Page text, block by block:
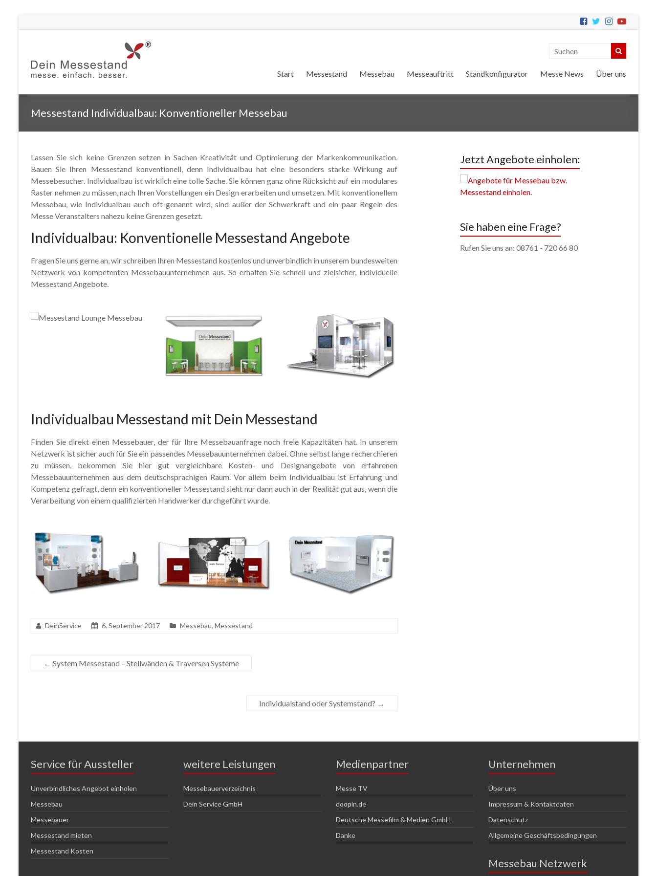
Start Messestand Messebau Messeauftritt Standkonfigurator Messe News Über uns
Messestand Individualbau: Konventioneller Messebau
Lassen Sie sich keine Grenzen setzen in Sachen Kreativität und Optimierung der Markenkommunikation.
Bauen Sie Ihren Messestand konventionell, denn Individualbau hat eine besonders starke Wirkung auf
Messebesucher. Individualbau ist wirklich eine tolle Sache. Sie können ganz ohne Rücksicht auf ein modulares
Raster nehmen zu müssen, nach Ihren Vorstellungen ein Design erarbeiten und umsetzen. Mit konventionellem
Messebau, wie Individualbau auch oft genannt wird, sind außer der Schwerkraft und ein paar Regeln des
Messe Veranstalters nahezu keine Grenzen gesetzt.
Individualbau: Konventionelle Messestand Angebote
Fragen Sie uns gerne an, wir schreiben Ihren Messestand kostenlos und unverbindlich in unserem bundesweiten
Netzwerk von kompetenten Messebauunternehmen aus. So erhalten Sie schnell und zielsicher, individuelle
Messestand Angebote.
Individualbau Messestand mit Dein Messestand
Finden Sie direkt einen Messebauer, der für Ihre Messebauanfrage noch freie Kapazitäten hat. In unserem
Netzwerk ist sicher auch für Sie ein passendes Messebauunternehmen dabei. Ohne selbst lange recherchieren
zu müssen, bekommen Sie hier gut vergleichbare Kosten- und Designangebote von erfahrenen
Messebauunternehmen aus dem deutschsprachigen Raum. Vor allem beim Individualbau ist Erfahrung und
Kompetenz gefragt, denn ein konventioneller Messestand sieht nur dann auch in der Realität gut aus, wenn die
Verarbeitung von einem qualifizierten Handwerker durchgeführt wurde.
DeinService 6. September 2017 Messebau, Messestand
← System Messestand – Stellwänden & Traversen Systeme
Individualstand oder Systemstand? →
Jetzt Angebote einholen:
Sie haben eine Frage?
Rufen Sie uns an: 08761 - 720 66 80
Service für Aussteller
Unverbindliches Angebot einholen
Messebau
Messebauer
Messestand mieten
Messestand Kosten
weitere Leistungen
Messebauerverzeichnis
Dein Service GmbH
Medienpartner
Messe TV
doopin.de
Deutsche Messefilm & Medien GmbH
Danke
Unternehmen
Über uns
Impressum & Kontaktdaten
Datenschutz
Allgemeine Geschäftsbedingungen
Messebau Netzwerk